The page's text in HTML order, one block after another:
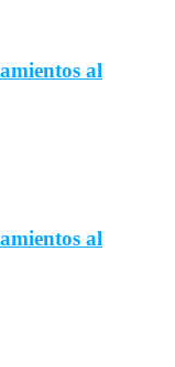
al
al